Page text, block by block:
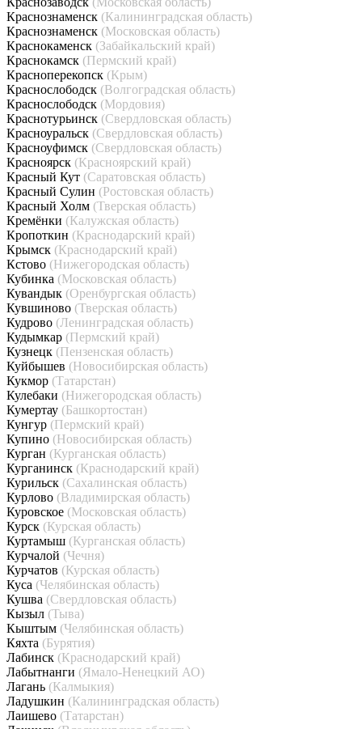
Краснознаменск (Калининградская область)
Краснознаменск (Московская область)
Краснокаменск (Забайкальский край)
Краснокамск (Пермский край)
Красноперекопск (Крым)
Краснослободск (Волгоградская область)
Краснослободск (Мордовия)
Краснотурьинск (Свердловская область)
Красноуральск (Свердловская область)
Красноуфимск (Свердловская область)
Красноярск (Красноярский край)
Красный Кут (Саратовская область)
Красный Сулин (Ростовская область)
Красный Холм (Тверская область)
Кремёнки (Калужская область)
Кропоткин (Краснодарский край)
Крымск (Краснодарский край)
Кстово (Нижегородская область)
Кубинка (Московская область)
Кувандык (Оренбургская область)
Кувшиново (Тверская область)
Кудрово (Ленинградская область)
Кудымкар (Пермский край)
Кузнецк (Пензенская область)
Куйбышев (Новосибирская область)
Кукмор (Татарстан)
Кулебаки (Нижегородская область)
Кумертау (Башкортостан)
Кунгур (Пермский край)
Купино (Новосибирская область)
Курган (Курганская область)
Курганинск (Краснодарский край)
Курильск (Сахалинская область)
Курлово (Владимирская область)
Куровское (Московская область)
Курск (Курская область)
Куртамыш (Курганская область)
Курчалой (Чечня)
Курчатов (Курская область)
Куса (Челябинская область)
Кушва (Свердловская область)
Кызыл (Тыва)
Кыштым (Челябинская область)
Кяхта (Бурятия)
Лабинск (Краснодарский край)
Лабытнанги (Ямало-Ненецкий АО)
Лагань (Калмыкия)
Ладушкин (Калининградская область)
Лаишево (Татарстан)